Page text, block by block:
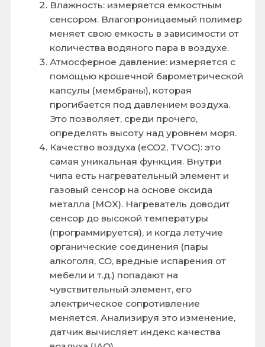
органические соединения (пары
алкоголя, CO, вредные испарения от
мебели и т.д.) попадают на
чувствительный элемент, его
электрическое сопротивление
меняется. Анализируя это изменение,
датчик вычисляет индекс качества
воздуха (IAQ).
По сути — это «электронный нос», который
может оценить, насколько свеж и чист воздух
в помещении.
Проекты и примеры применения
Благодаря своей многозадачности, высокой
BME680 нашел применение в самых разных
областях.
Умный дом и мониторинг среды:
Метеостанция:создание домашней
или портативной станции для
отслеживания всех ключевых погодных
параметров.
Контроль качества воздуха:
детектирование «спертого» воздуха в
помещении для автоматического
запуска системы вентиляции или
кондиционера. Мониторинг уровня
вредных летучих соединений (VOC).